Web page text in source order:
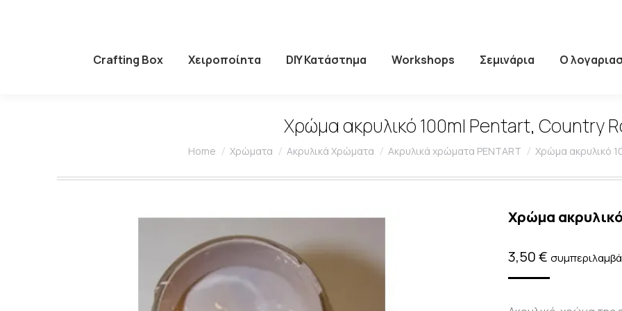
Crafting Box Χειροποίητα DIY Κατάστημα Workshops Σεμινάρια Ο
Χρώμα ακρυλικό 100ml Pentart, Country
You are here:
Home Χρώματα Ακρυλικά Χρώματα Ακρυλικά χρώματα PENTART Χρώμα ακρυλικό
Χρώμα
3,50€